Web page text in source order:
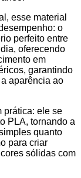
esse material
o
perfeito entre
oferecendo
em
garantindo
aparência ao
prática: ele se
PLA, tornando a
quanto
para criar
sólidas com